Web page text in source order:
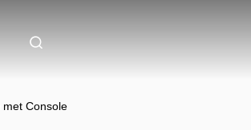
Console